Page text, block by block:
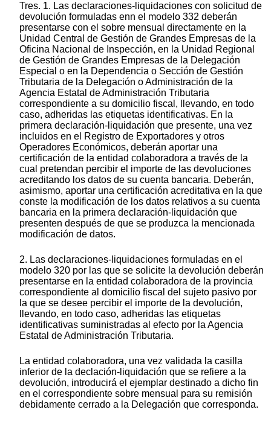
Tres. 1. Las declaraciones-liquidaciones con solicitud de
devolución formuladas enn el modelo 332 deberán
presentarse con el sobre mensual directamente en la
Unidad Central de Gestión de Grandes Empresas de la
Oficina Nacional de Inspección, en la Unidad Regional
de Gestión de Grandes Empresas de la Delegación
Especial o en la Dependencia o Sección de Gestión
Tributaria de la Delegación o Administración de la
Agencia Estatal de Administración Tributaria
correspondiente a su domicilio fiscal, llevando, en todo
caso, adheridas las etiquetas identificativas. En la
primera declaración-liquidación que presente, una vez
incluidos en el Registro de Exportadores y otros
Operadores Económicos, deberán aportar una
certificación de la entidad colaboradora a través de la
cual pretendan percibir el importe de las devoluciones
acreditando los datos de su cuenta bancaria. Deberán,
asimismo, aportar una certificación acreditativa en la que
conste la modificación de los datos relativos a su cuenta
bancaria en la primera declaración-liquidación que
presenten después de que se produzca la mencionada
modificación de datos.
2. Las declaraciones-liquidaciones formuladas en el
modelo 320 por las que se solicite la devolución deberán
presentarse en la entidad colaboradora de la provincia
correspondiente al domicilio fiscal del sujeto pasivo por
la que se desee percibir el importe de la devolución,
llevando, en todo caso, adheridas las etiquetas
identificativas suministradas al efecto por la Agencia
Estatal de Administración Tributaria.
La entidad colaboradora, una vez validada la casilla
inferior de la declación-liquidación que se refiere a la
devolución, introducirá el ejemplar destinado a dicho fin
en el correspondiente sobre mensual para su remisión
debidamente cerrado a la Delegación que corresponda.